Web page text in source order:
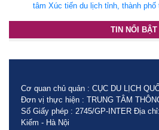
tâm Xúc tiến du lịch tỉnh, thành
TIN NỔI BẬT
Cơ quan chủ quản : CỤC DU LỊCH
Đơn vị thực hiện : TRUNG TÂM
Số Giấy phép : 2745/GP-INTER Địa
Kiếm - Hà Nội